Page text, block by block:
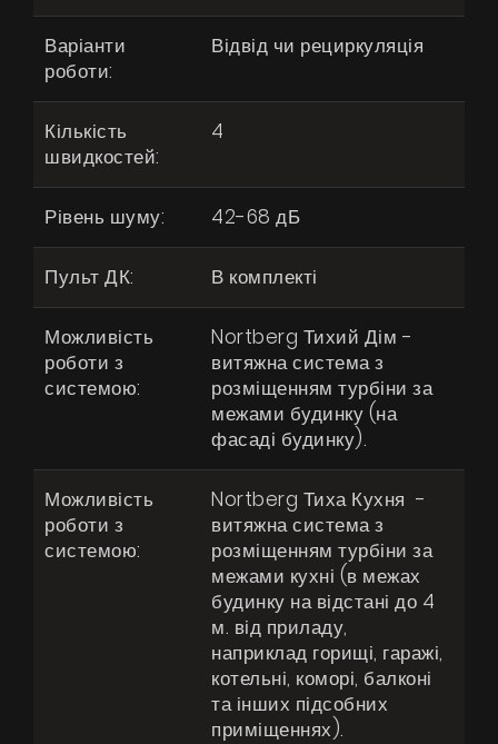
Варіанти
роботи:
Відвід чи рециркуляція
Кількість
швидкостей:
4
Рівень шуму: 42-68 дБ
Пульт ДК: В комплекті
Можливість
роботи з
системою:
Nortberg Тихий Дім -
витяжна система з
розміщенням турбіни за
межами будинку (на
фасаді будинку).
Можливість
роботи з
системою:
Nortberg Тиха Кухня -
витяжна система з
розміщенням турбіни за
межами кухні (в межах
будинку на відстані до 4
м. від приладу,
наприклад горищі, гаражі,
котельні, коморі, балконі
та інших підсобних
приміщеннях).